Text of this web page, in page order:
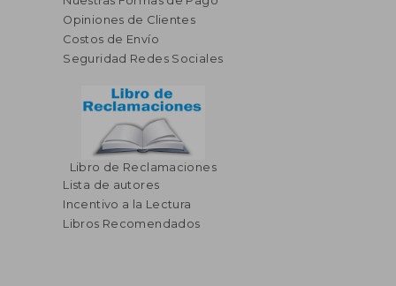
45%
dcto.
$ 131.51
Opiniones de Clientes
Costos de Envío
Seguridad Redes Sociales
Libro de Reclamaciones
Lista de autores
Incentivo a la Lectura
Libros Recomendados